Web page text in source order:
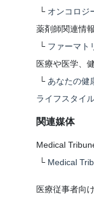
└ オンコロジ
薬剤師関連情報
└ ファーマト
医療や医学、
└ あなたの健
ライフスタイ
関連媒体
Medical
└ Medical
医療従事者向